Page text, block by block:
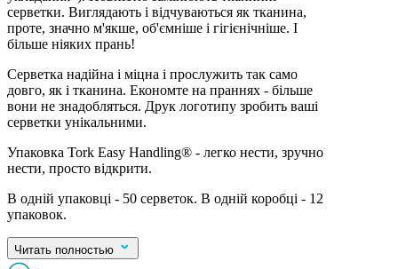
серветки. Виглядають і відчуваються як тканина,
проте, значно м'якше, об'ємніше і гігієнічніше. І
більше ніяких прань!
Серветка надійна і міцна і прослужить так само
довго, як і тканина. Економте на праннях - більше
вони не знадобляться. Друк логотипу зробить ваші
серветки унікальними.
Упаковка Tork Easy Handling® - легко нести, зручно
нести, просто відкрити.
В одній упаковці - 50 серветок. В одній коробці - 12
упаковок.
Читать полностью